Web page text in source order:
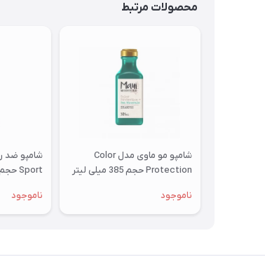
محصولات مرتبط
شامپو مو ماوی مدل Color
Protection حجم 385 میلی لیتر
ناموجود
شامپو ضد
Sport حجم 250 میلی لیتر
ناموجود